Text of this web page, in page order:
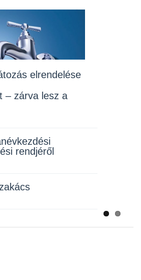
elrendelése
– zárva lesz a
rendjéről
kisegítő
Erzsébet téri